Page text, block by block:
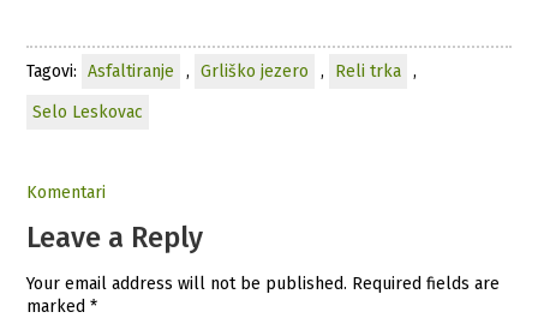
Tagovi: Asfaltiranje , Grliško jezero , Reli trka
,
Selo Leskovac
Komentari
Leave a Reply
Your email address will not be published. Required fields are
marked*